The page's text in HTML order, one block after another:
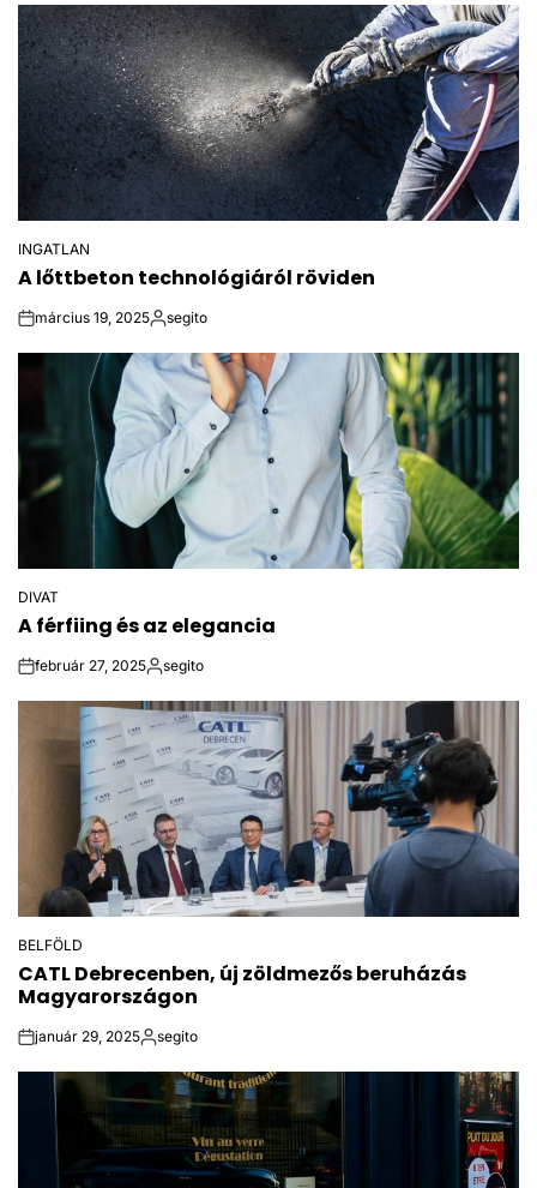
POSTED
IN
INGATLAN
A lőttbeton technológiáról röviden
onmárcius 19, 2025Posted
segito
POSTED
IN
DIVAT
A férfiing és az elegancia
onfebruár 27, 2025Posted
segito
POSTED
IN
BELFÖLD
CATL Debrecenben, új zöldmezős beruházás
Magyarországon
onjanuár 29, 2025Posted
segito